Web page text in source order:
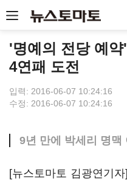
'명예의 전당 예
4연패 도전
입력: 2016-06-07 10:24:16
수정: 2016-06-07 10:24:16
9년 만에 박세리 명맥
[뉴스토마토 김광연기